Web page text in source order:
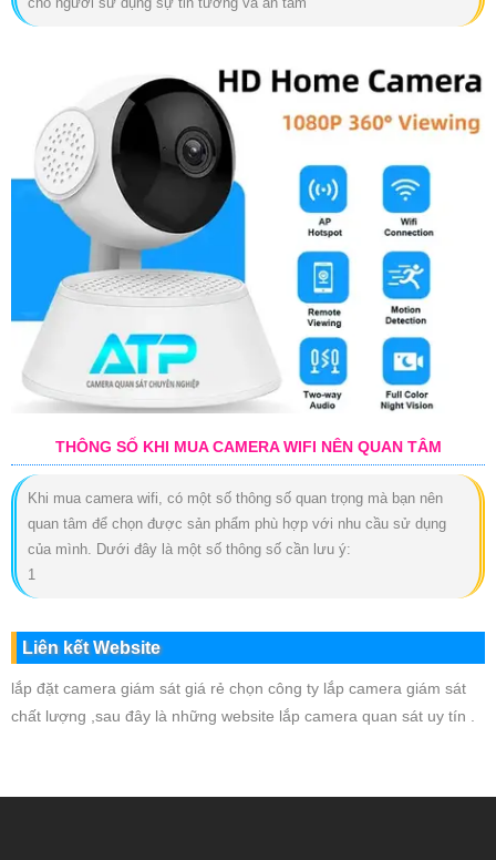
THÔNG SỐ KHI MUA CAMERA WIFI NÊN QUAN TÂM
Khi mua camera wifi, có một số thông số quan trọng mà bạn nên
quan tâm để chọn được sản phẩm phù hợp với nhu cầu sử dụng
của mình. Dưới đây là một số thông số cần lưu ý:
1
Liên kết Website
lắp đặt camera giám sát giá rẻ chọn công ty lắp camera giám sát
chất lượng ,sau đây là những website lắp camera quan sát uy tín .